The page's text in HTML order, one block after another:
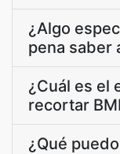
¿Algo
pena saber
¿Cuál es el
recortar
¿Qué